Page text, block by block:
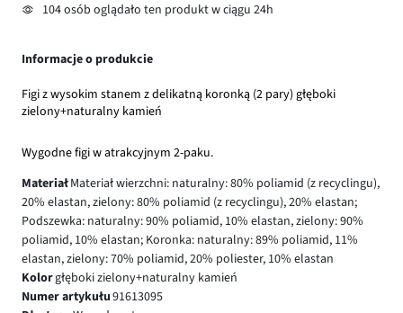
104 osób oglądało ten produkt w ciągu 24h
Informacje o produkcie
Figi z wysokim stanem z delikatną koronką (2 pary) głęboki
zielony+naturalny kamień
Wygodne figi w atrakcyjnym 2-paku.
MateriałMateriał wierzchni: naturalny: 80% poliamid (z recyclingu),
20% elastan, zielony: 80% poliamid (z recyclingu), 20% elastan;
Podszewka: naturalny: 90% poliamid, 10% elastan, zielony: 90%
poliamid, 10% elastan; Koronka: naturalny: 89% poliamid, 11%
elastan, zielony: 70% poliamid, 20% poliester, 10% elastan
Kolorgłęboki zielony+naturalny kamień
Numer artykułu91613095